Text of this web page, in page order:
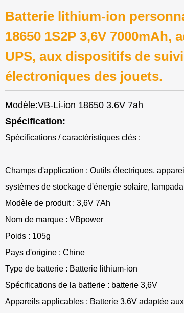
Batterie lithium-ion
18650 1S2P 3,6V 7000mAh,
UPS, aux dispositifs de
électroniques des jouets.
Modèle:VB-Li-ion 18650 3.6V 7ah
Spécification:
Spécifications / caractéristiques clés :
Champs d'application : Outils électriques,
systèmes de stockage d'énergie solaire,
Modèle de produit : 3,6V 7Ah
Nom de marque : VBpower
Poids : 105g
Pays d'origine : Chine
Type de batterie : Batterie lithium-ion
Spécifications de la batterie : batterie 3,6V
Appareils applicables : Batterie 3,6V adaptée